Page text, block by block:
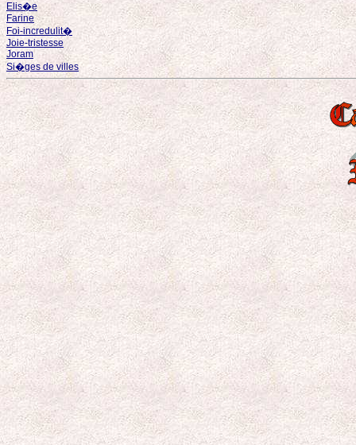
Elis�e
Farine
Foi-incredulit�
Joie-tristesse
Joram
Si�ges de villes